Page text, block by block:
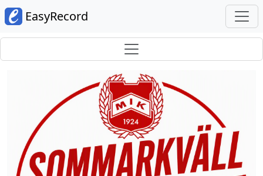
EasyRecord